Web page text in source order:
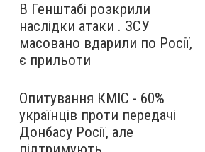
В Генштабі розкрили
наслідки атаки . ЗСУ
масовано вдарили по Росії,
є прильоти
Опитування КМІС - 60%
українців проти передачі
Донбасу Росії, але